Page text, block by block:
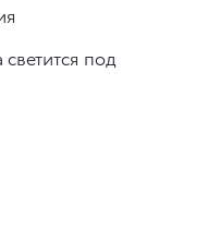
под